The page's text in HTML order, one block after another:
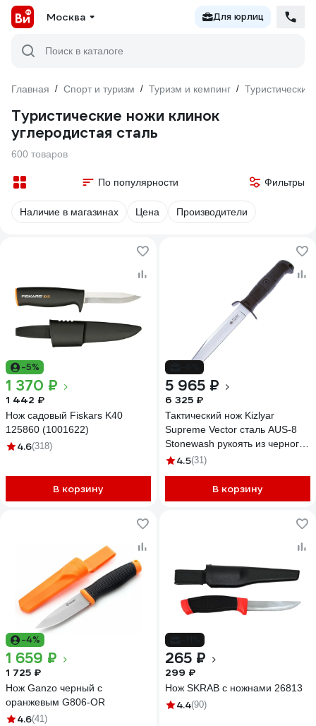
Москва Для юрлиц
Поиск в каталоге
Главная / Спорт и туризм / Туризм и кемпинг /
Туристические ножи клинок
углеродистая сталь
600 товаров
По популярности Фильтры
Наличие в магазинах Цена Производители
-5%
1 370 ₽
1 442 ₽
Нож садовый Fiskars K40
125860 (1001622)
4.6(318)
В корзину
5 965 ₽
6 325 ₽
Тактический нож Kizlyar
Supreme Vector сталь AUS-8
Stonewash рукоять из черного
кратона 4610094293040
4.5(31)
В корзину
-4%
1 659 ₽
1 725 ₽
Нож Ganzo черный c
оранжевым G806-OR
4.6(41)
265 ₽
299 ₽
Нож SKRAB с ножнами 26813
4.4(90)